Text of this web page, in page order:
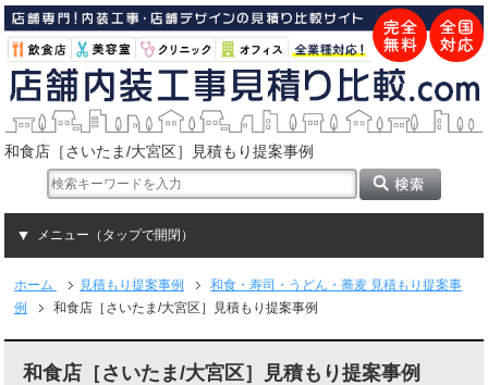
和食店［さいたま/大宮区］見積もり提案事例
メニュー（タップで開閉）
ホーム 見積もり提案事例
和食・寿司・うどん・蕎麦 見積もり提案事
例
和食店［さいたま/大宮区］見積もり提案事例
和食店［さいたま/大宮区］見積もり提案事例